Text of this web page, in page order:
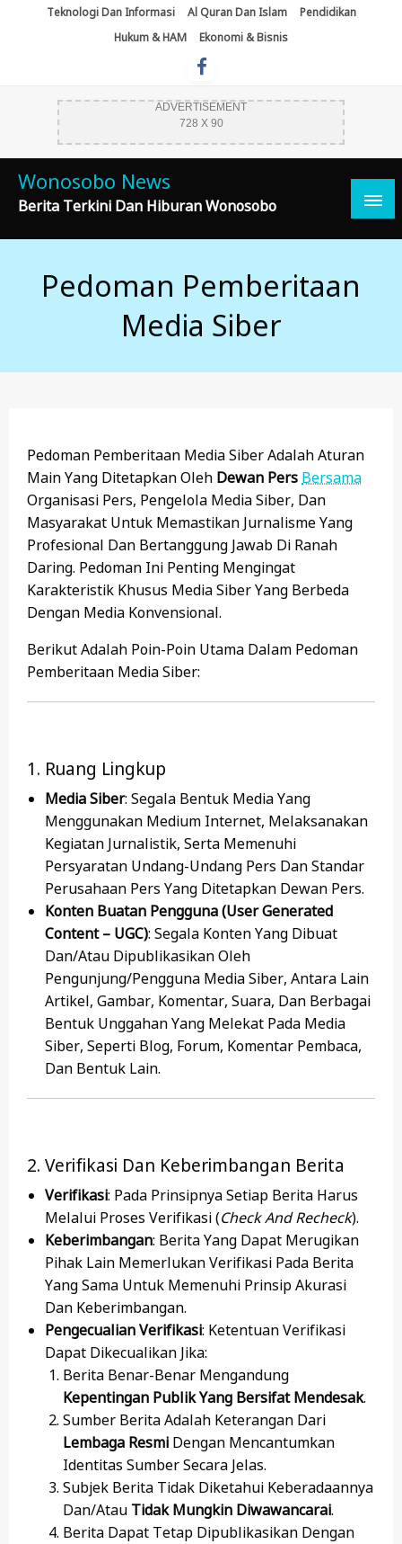
Teknologi Dan Informasi Al Quran Dan Islam
Pendidikan
Hukum & HAM
Ekonomi & Bisnis
ADVERTISEMENT
728 X 90
Wonosobo News
Berita Terkini Dan Hiburan Wonosobo
Pedoman Pemberitaan
Media Siber
Pedoman Pemberitaan Media Siber Adalah Aturan
Main Yang Ditetapkan Oleh Dewan Pers Bersama
Organisasi Pers, Pengelola Media Siber, Dan
Masyarakat Untuk Memastikan Jurnalisme Yang
Profesional Dan Bertanggung Jawab Di Ranah
Daring. Pedoman Ini Penting Mengingat
Karakteristik Khusus Media Siber Yang Berbeda
Dengan Media Konvensional.
Berikut Adalah Poin-Poin Utama Dalam Pedoman
Pemberitaan Media Siber:
1. Ruang Lingkup
Media Siber: Segala Bentuk Media Yang
Menggunakan Medium Internet, Melaksanakan
Kegiatan Jurnalistik, Serta Memenuhi
Persyaratan Undang-Undang Pers Dan Standar
Perusahaan Pers Yang Ditetapkan Dewan Pers.
Konten Buatan Pengguna (User Generated
Content – UGC): Segala Konten Yang Dibuat
Dan/atau Dipublikasikan Oleh
Pengunjung/pengguna Media Siber, Antara Lain
Artikel, Gambar, Komentar, Suara, Dan Berbagai
Bentuk Unggahan Yang Melekat Pada Media
Siber, Seperti Blog, Forum, Komentar Pembaca,
Dan Bentuk Lain.
2. Verifikasi Dan Keberimbangan Berita
Verifikasi: Pada Prinsipnya Setiap Berita Harus
Melalui Proses Verifikasi (Check And Recheck).
Keberimbangan: Berita Yang Dapat Merugikan
Pihak Lain Memerlukan Verifikasi Pada Berita
Yang Sama Untuk Memenuhi Prinsip Akurasi
Dan Keberimbangan.
Pengecualian Verifikasi: Ketentuan Verifikasi
Dapat Dikecualikan Jika:
Berita Benar-Benar Mengandung
Kepentingan Publik Yang Bersifat Mendesak.
Sumber Berita Adalah Keterangan Dari
Lembaga Resmi Dengan Mencantumkan
Identitas Sumber Secara Jelas.
Subjek Berita Tidak Diketahui Keberadaannya
Dan/atau Tidak Mungkin Diwawancarai.
Berita Dapat Tetap Dipublikasikan Dengan